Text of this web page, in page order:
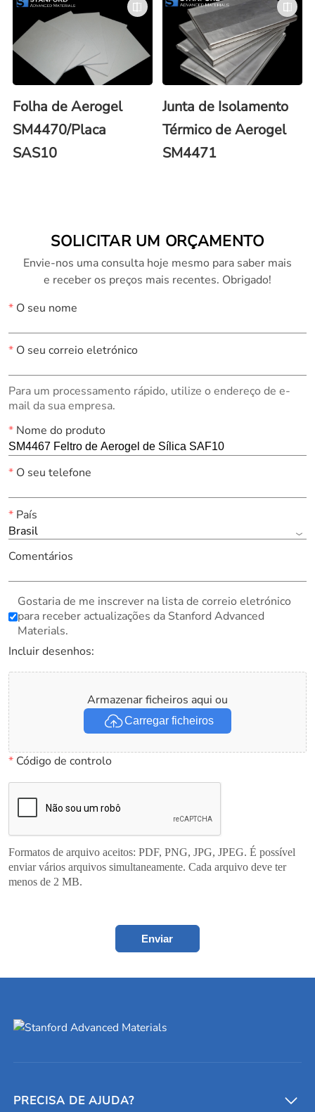
Folha de Aerogel
SM4470/Placa
SAS10
Junta de Isolamento
Térmico de Aerogel
SM4471
SOLICITAR UM ORÇAMENTO
Envie-nos uma consulta hoje mesmo para saber mais
e receber os preços mais recentes. Obrigado!
*O seu nome
*O seu correio eletrónico
Para um processamento rápido, utilize o endereço de e-
mail da sua empresa.
*Nome do produto
*O seu telefone
*País
Brasil
Comentários
Gostaria de me inscrever na lista de correio eletrónico
para receber actualizações da Stanford Advanced
Materials.
Incluir desenhos:
Armazenar ficheiros aqui ou
Carregar ficheiros
*Código de controlo
Formatos de arquivo aceitos: PDF, PNG, JPG, JPEG. É possível
enviar vários arquivos simultaneamente. Cada arquivo deve ter
menos de 2 MB.
Enviar
PRECISA DE AJUDA?